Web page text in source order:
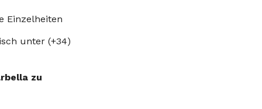
Einzelheiten
unter (+34)
zu